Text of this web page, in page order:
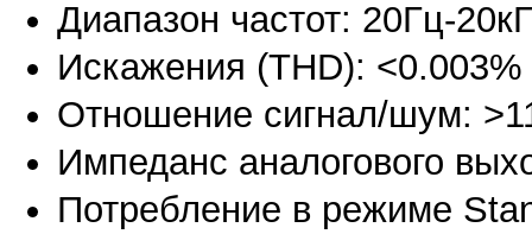
Диапазон частот: 20Гц-
Искажения (THD):
Отношение сигнал/шум:
Импеданс аналогового
Потребление в режиме